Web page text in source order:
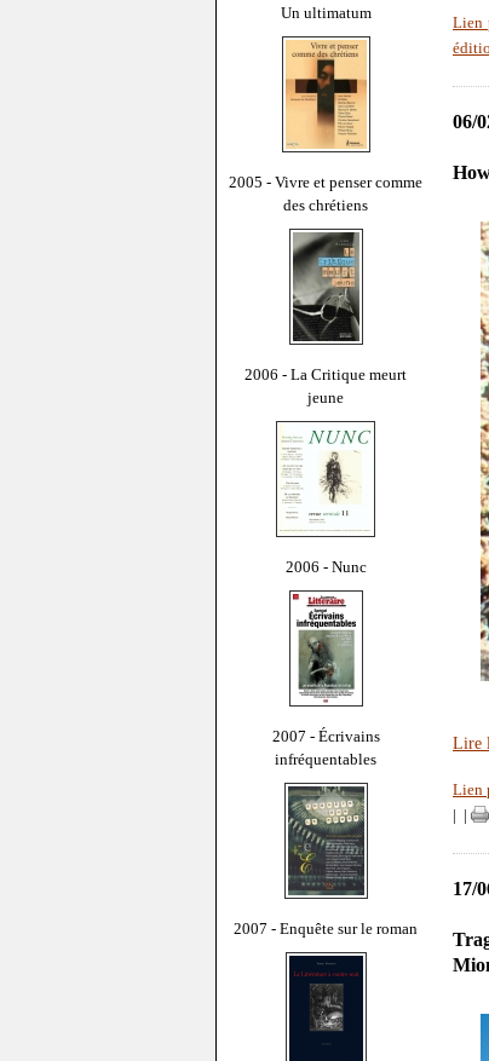
Un ultimatum
2005 - Vivre et penser comme
des chrétiens
2006 - La Critique meurt
jeune
2006 - Nunc
2007 - Écrivains
infréquentables
2007 - Enquête sur le roman
Lien
06/
Lire
Lien
17/